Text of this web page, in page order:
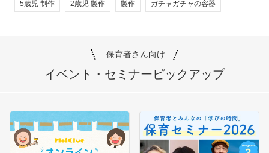
5歳児 制作 2歳児 製作 製作 ガチャガチャの容器
保育者さん向け
イベント・セミナーピックアップ